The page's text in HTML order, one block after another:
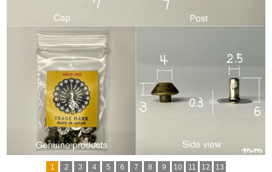
1 2 3 4 5 6 7 8 9 10 11 12 13